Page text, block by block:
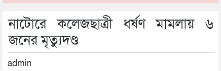
নাটোরে কলেজছাত্রী ধর্ষণ মামলায় ৬
জনের মৃত্যুদণ্ড
admin